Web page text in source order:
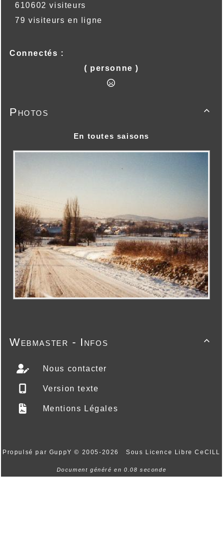
610602 visiteurs
79 visiteurs en ligne
Connectés :
( personne )

Photos
En toutes saisons

Webmaster - Infos
Nous contacter
Version texte
Mentions Légales
Propulsé par GuppY© 2005-2026 Sous Licence Libre CeCILL
Document généré en 0.08 seconde